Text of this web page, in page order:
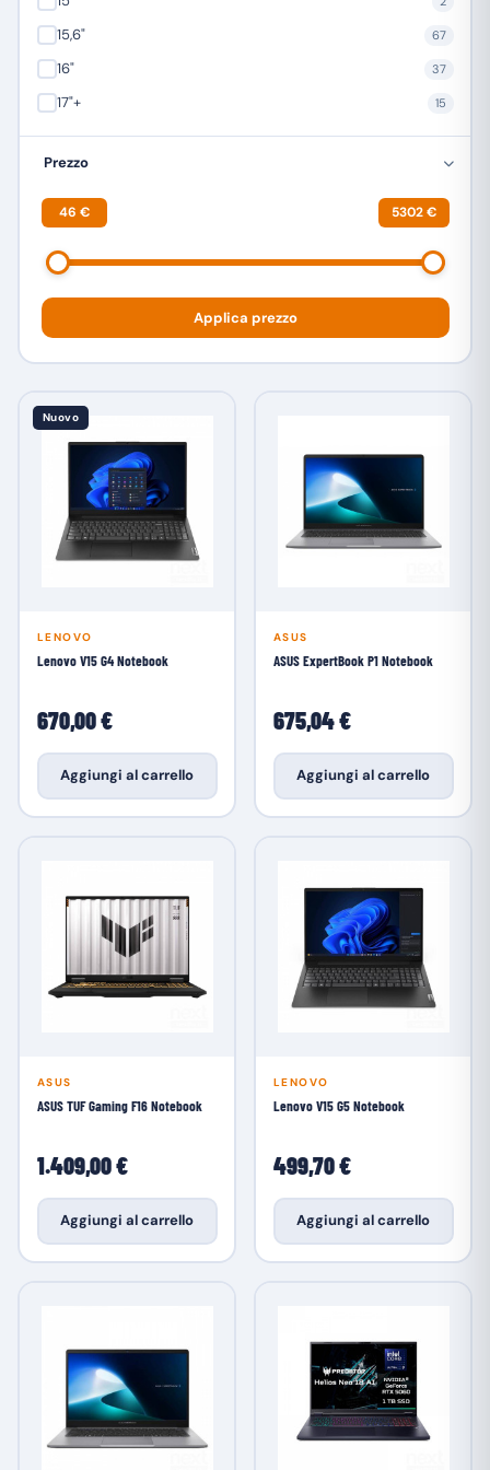
15,6" 67
16" 37
17"+ 15
Prezzo
46 € 5302 €
Applica prezzo
Nuovo
LENOVO
Lenovo V15 G4 Notebook
670,00 €
Aggiungi al carrello
ASUS
ASUS ExpertBook P1 Notebook
675,04 €
Aggiungi al carrello
ASUS
ASUS TUF Gaming F16 Notebook
1.409,00 €
Aggiungi al carrello
LENOVO
Lenovo V15 G5 Notebook
499,70 €
Aggiungi al carrello